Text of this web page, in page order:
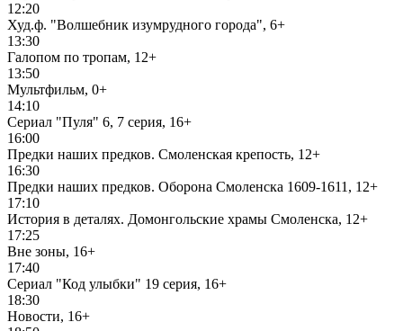
12:20
Худ.ф. "Волшебник изумрудного города", 6+
13:30
Галопом по тропам, 12+
13:50
Мультфильм, 0+
14:10
Сериал "Пуля" 6, 7 серия, 16+
16:00
Предки наших предков. Смоленская крепость, 12+
16:30
Предки наших предков. Оборона Смоленска 1609-1611, 12+
17:10
История в деталях. Домонгольские храмы Смоленска, 12+
17:25
Вне зоны, 16+
17:40
Сериал "Код улыбки" 19 серия, 16+
18:30
Новости, 16+